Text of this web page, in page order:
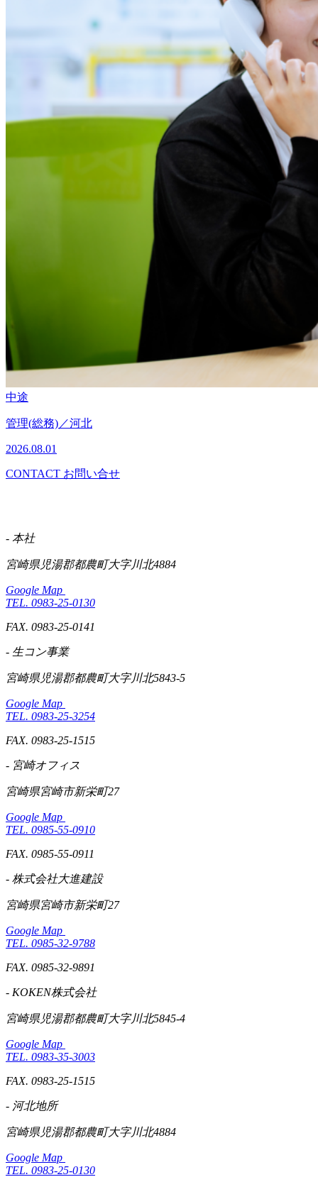
中途
管理(総務)／河北
2026.08.01
CONTACT お問い合せ
- 本社
宮崎県児湯郡都農町大字川北4884
Google Map
TEL. 0983-25-0130
FAX. 0983-25-0141
- 生コン事業
宮崎県児湯郡都農町大字川北5843-5
Google Map
TEL. 0983-25-3254
FAX. 0983-25-1515
- 宮崎オフィス
宮崎県宮崎市新栄町27
Google Map
TEL. 0985-55-0910
FAX. 0985-55-0911
- 株式会社大進建設
宮崎県宮崎市新栄町27
Google Map
TEL. 0985-32-9788
FAX. 0985-32-9891
- KOKEN株式会社
宮崎県児湯郡都農町大字川北5845-4
Google Map
TEL. 0983-35-3003
FAX. 0983-25-1515
- 河北地所
宮崎県児湯郡都農町大字川北4884
Google Map
TEL. 0983-25-0130